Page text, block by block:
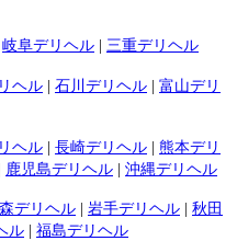
岐阜デリヘル | 三重デリヘル
ヘル | 石川デリヘル | 富山デリ
ヘル | 長崎デリヘル | 熊本デリ
鹿児島デリヘル | 沖縄デリヘル
デリヘル | 岩手デリヘル | 秋田
ル | 福島デリヘル